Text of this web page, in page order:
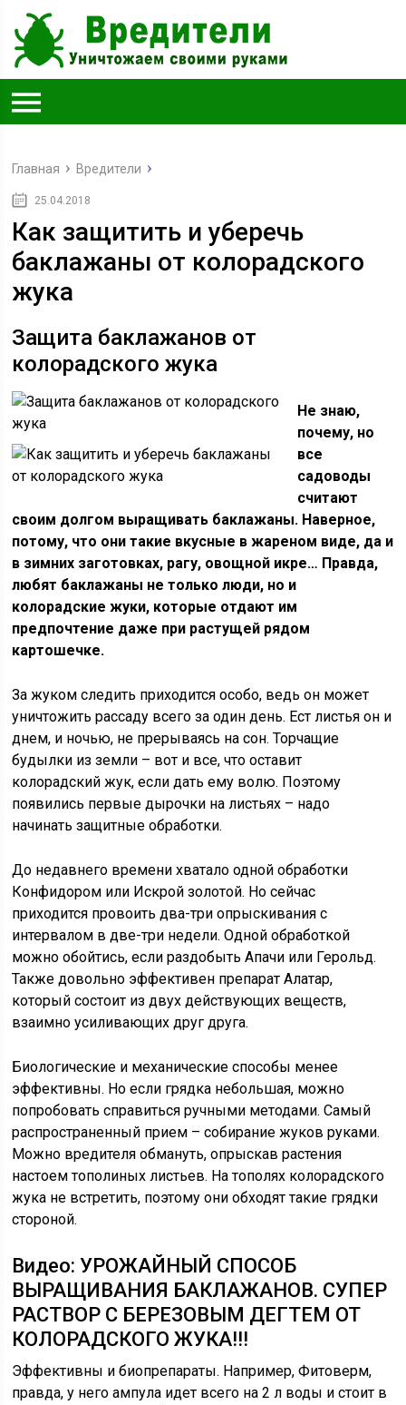
Главная Вредители
25.04.2018
Как защитить и уберечь
баклажаны от колорадского
жука
Защита баклажанов от
колорадского жука
Не знаю,
почему, но
все
садоводы
считают
своим долгом выращивать баклажаны. Наверное,
потому, что они такие вкусные в жареном виде, да и
в зимних заготовках, рагу, овощной икре… Правда,
любят баклажаны не только люди, но и
колорадские жуки, которые отдают им
предпочтение даже при растущей рядом
картошечке.
За жуком следить приходится особо, ведь он может
уничтожить рассаду всего за один день. Ест листья он и
днем, и ночью, не прерываясь на сон. Торчащие
будылки из земли – вот и все, что оставит
колорадский жук, если дать ему волю. Поэтому
появились первые дырочки на листьях – надо
начинать защитные обработки.
До недавнего времени хватало одной обработки
Конфидором или Искрой золотой. Но сейчас
приходится провоить два-три опрыскивания с
интервалом в две-три недели. Одной обработкой
можно обойтись, если раздобыть Апачи или Герольд.
Также довольно эффективен препарат Алатар,
который состоит из двух действующих веществ,
взаимно усиливающих друг друга.
Биологические и механические способы менее
эффективны. Но если грядка небольшая, можно
попробовать справиться ручными методами. Самый
распространенный прием – собирание жуков руками.
Можно вредителя обмануть, опрыскав растения
настоем тополиных листьев. На тополях колорадского
жука не встретить, поэтому они обходят такие грядки
стороной.
Видео: УРОЖАЙНЫЙ СПОСОБ
ВЫРАЩИВАНИЯ БАКЛАЖАНОВ. СУПЕР
РАСТВОР С БЕРЕЗОВЫМ ДЕГТЕМ ОТ
КОЛОРАДСКОГО ЖУКА!!!
Эффективны и биопрепараты. Например, Фитоверм,
правда, у него ампула идет всего на 2 л воды и стоит в